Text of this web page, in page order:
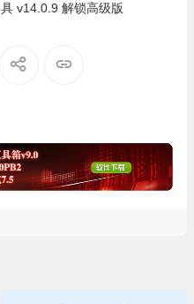
具 v14.0.9 解锁高级版